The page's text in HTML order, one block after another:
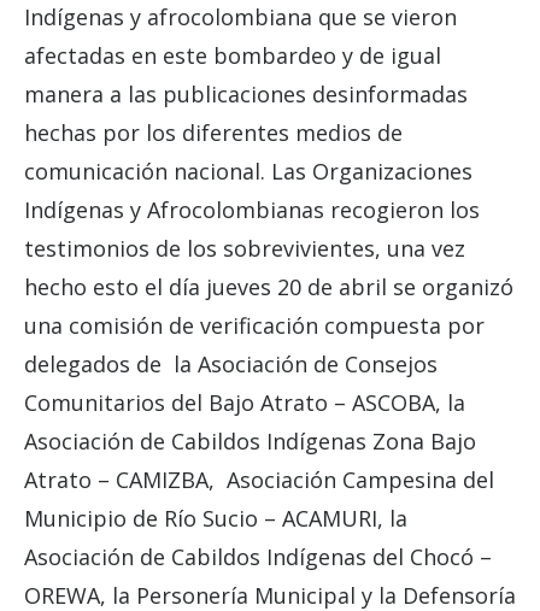
Indígenas y afrocolombiana que se vieron
afectadas en este bombardeo y de igual
manera a las publicaciones desinformadas
hechas por los diferentes medios de
comunicación nacional. Las Organizaciones
Indígenas y Afrocolombianas recogieron los
testimonios de los sobrevivientes, una vez
hecho esto el día jueves 20 de abril se organizó
una comisión de verificación compuesta por
delegados de la Asociación de Consejos
Comunitarios del Bajo Atrato – ASCOBA, la
Asociación de Cabildos Indígenas Zona Bajo
Atrato – CAMIZBA, Asociación Campesina del
Municipio de Río Sucio – ACAMURI, la
Asociación de Cabildos Indígenas del Chocó –
OREWA, la Personería Municipal y la Defensoría